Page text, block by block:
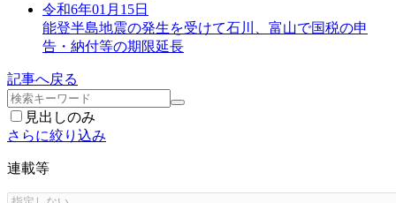
令和6年01月15日
能登半島地震の発生を受けて石川、富山で国税の申
告・納付等の期限延長
記事へ戻る
見出しのみ
さらに絞り込み
連載等